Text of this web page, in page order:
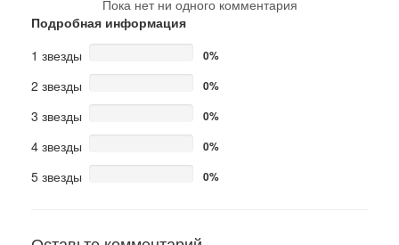
Пока нет ни одного комментария
Подробная информация
1 звезды
0%
2 звезды 0%
3 звезды 0%
4 звезды 0%
5 звезды 0%